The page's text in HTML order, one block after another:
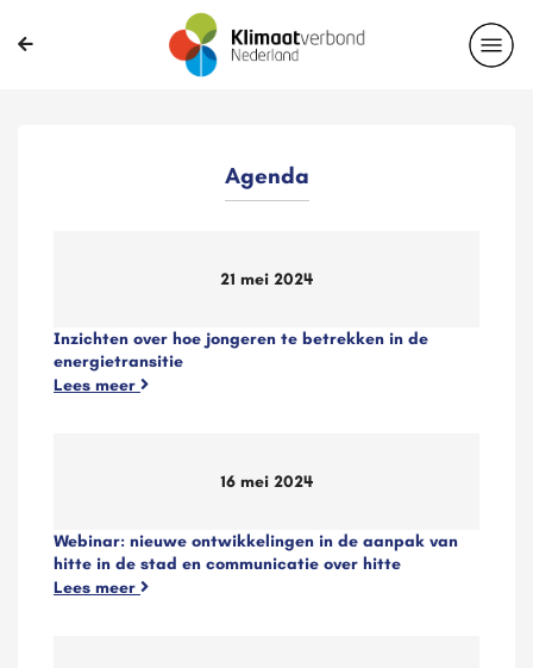
Agenda
21 mei 2024
Inzichten over hoe jongeren te betrekken in de
energietransitie
Lees meer
16 mei 2024
Webinar: nieuwe ontwikkelingen in de aanpak van
hitte in de stad en communicatie over hitte
Lees meer